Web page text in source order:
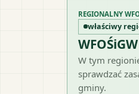
REGIONALNY
właściwy
W tym
sprawdzać
gminy.